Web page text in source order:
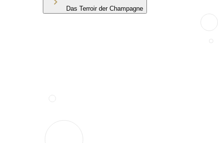
Das Terroir der Champagne